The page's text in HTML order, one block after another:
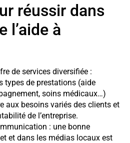
réussir dans
l’aide à
de services diversifiée :
types de prestations (aide
soins médicaux…)
aux besoins variés des clients et
de l’entreprise.
: une bonne
et dans les médias locaux est